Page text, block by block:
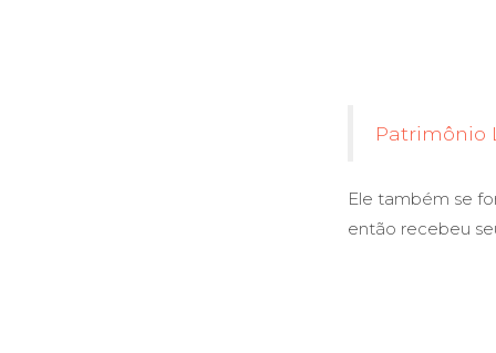
Patrimônio
Ele também se
então recebeu